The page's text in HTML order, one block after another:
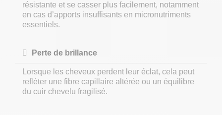
résistante et se casser plus facilement, notamment
en cas d’apports insuffisants en micronutriments
essentiels.
Perte de brillance
Lorsque les cheveux perdent leur éclat, cela peut
refléter une fibre capillaire altérée ou un équilibre
du cuir chevelu fragilisé.